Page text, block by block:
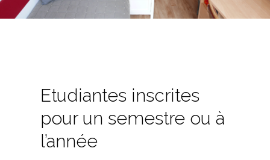
Etudiantes inscrites
pour un semestre ou à
l’année